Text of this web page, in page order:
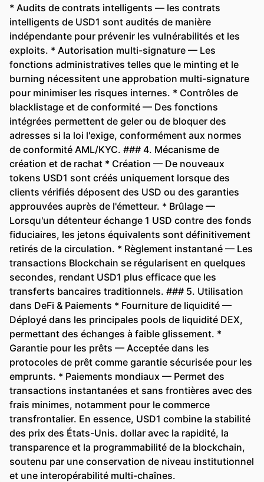
* Audits de contrats intelligents — les contrats
intelligents de USD1 sont audités de manière
indépendante pour prévenir les vulnérabilités et les
exploits. * Autorisation multi-signature — Les
fonctions administratives telles que le minting et le
burning nécessitent une approbation multi-signature
pour minimiser les risques internes. * Contrôles de
blacklistage et de conformité — Des fonctions
intégrées permettent de geler ou de bloquer des
adresses si la loi l'exige, conformément aux normes
de conformité AML/KYC. ### 4. Mécanisme de
création et de rachat * Création — De nouveaux
tokens USD1 sont créés uniquement lorsque des
clients vérifiés déposent des USD ou des garanties
approuvées auprès de l'émetteur. * Brûlage —
Lorsqu'un détenteur échange 1 USD contre des fonds
fiduciaires, les jetons équivalents sont définitivement
retirés de la circulation. * Règlement instantané — Les
transactions Blockchain se régularisent en quelques
secondes, rendant USD1 plus efficace que les
transferts bancaires traditionnels. ### 5. Utilisation
dans DeFi & Paiements * Fourniture de liquidité —
Déployé dans les principales pools de liquidité DEX,
permettant des échanges à faible glissement. *
Garantie pour les prêts — Acceptée dans les
protocoles de prêt comme garantie sécurisée pour les
emprunts. * Paiements mondiaux — Permet des
transactions instantanées et sans frontières avec des
frais minimes, notamment pour le commerce
transfrontalier. En essence, USD1 combine la stabilité
des prix des États-Unis. dollar avec la rapidité, la
transparence et la programmabilité de la blockchain,
soutenu par une conservation de niveau institutionnel
et une interopérabilité multi-chaînes.